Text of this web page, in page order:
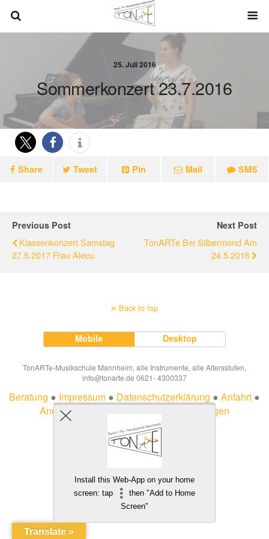
25. Juli 2016
Sommerkonzert 23.7.2016
Share Tweet Pin Mail SMS
Previous Post
Klassenkonzert Samstag
27.5.2017 Frau Alecu
Next Post
TonARTe Bei Silbermond Am
24.5.2016
Back to top
Mobile Desktop
TonARTe-Musikschule Mannheim, alle Instrumente, alle Altersstufen,
info@tonarte.de 0621- 4300337
Beratung ● Impressum ● Datenschutzerklärung ● Anfahrt ●
Anmeldung
Veträge hier kündigen
Translate »
Install this Web-App on your home
screen: tap
then "Add to Home
Screen"